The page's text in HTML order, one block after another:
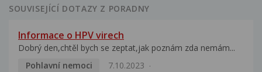
SOUVISEJÍCÍ DOTAZY Z PORADNY
Informace o HPV virech
Dobrý den,chtěl bych se zeptat,jak poznám zda nemám...
Pohlavní nemoci
7.10.2023